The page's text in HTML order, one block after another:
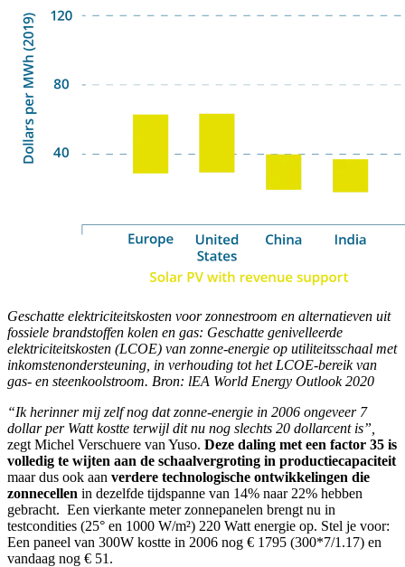
Geschatte elektriciteitskosten voor zonnestroom en alternatieven uit
fossiele brandstoffen kolen en gas: Geschatte genivelleerde
elektriciteitskosten (LCOE) van zonne-energie op utiliteitsschaal met
inkomstenondersteuning, in verhouding tot het LCOE-bereik van
gas- en steenkoolstroom. Bron: lEA World Energy Outlook 2020
“Ik herinner mij zelf nog dat zonne-energie in 2006 ongeveer 7
dollar per Watt kostte terwijl dit nu nog slechts 20 dollarcent is”,
zegt Michel Verschuere van Yuso. Deze daling met een factor 35 is
volledig te wijten aan de schaalvergroting in productiecapaciteit
maar dus ook aan verdere technologische ontwikkelingen die
zonnecellen in dezelfde tijdspanne van 14% naar 22% hebben
gebracht. Een vierkante meter zonnepanelen brengt nu in
testcondities (25° en 1000 W/m²) 220 Watt energie op. Stel je voor:
Een paneel van 300W kostte in 2006 nog € 1795 (300*7/1.17) en
vandaag nog € 51.